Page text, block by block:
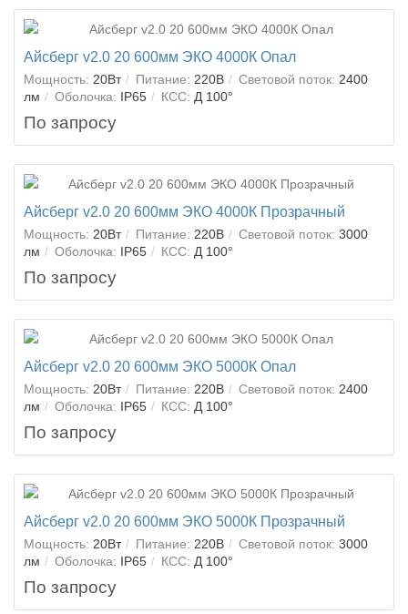
Айсберг v2.0 20 600мм ЭКО 4000К Опал
Мощность: 20Вт Питание: 220В Световой поток: 2400
лм
Оболочка: IP65 КСС: Д 100°
По запросу
Айсберг v2.0 20 600мм ЭКО 4000К Прозрачный
Мощность: 20Вт Питание: 220В Световой поток: 3000
лм
Оболочка: IP65 КСС: Д 100°
По запросу
Айсберг v2.0 20 600мм ЭКО 5000К Опал
Мощность: 20Вт Питание: 220В Световой поток: 2400
лм
Оболочка: IP65 КСС: Д 100°
По запросу
Айсберг v2.0 20 600мм ЭКО 5000К Прозрачный
Мощность: 20Вт Питание: 220В Световой поток: 3000
лм
Оболочка: IP65 КСС: Д 100°
По запросу